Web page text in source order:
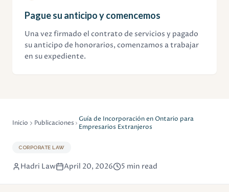
Pague su anticipo y comencemos
Una vez firmado el contrato de servicios y pagado
su anticipo de honorarios, comenzamos a trabajar
en su expediente.
Inicio Publicaciones
Guía de Incorporación en Ontario para
Empresarios Extranjeros
CORPORATE LAW
Hadri Law April 20, 2026 5 min read